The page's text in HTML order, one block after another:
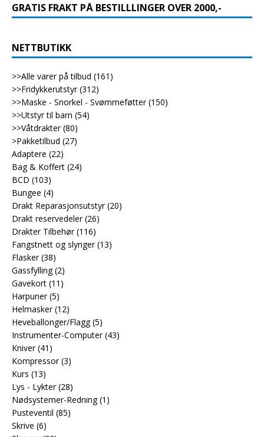
GRATIS FRAKT PÅ BESTILLLINGER OVER 2000,-
NETTBUTIKK
>>Alle varer på tilbud (161)
>>Fridykkerutstyr (312)
>>Maske - Snorkel - Svømmeføtter (150)
>>Utstyr til barn (54)
>>Våtdrakter (80)
>Pakketilbud (27)
Adaptere (22)
Bag & Koffert (24)
BCD (103)
Bungee (4)
Drakt Reparasjonsutstyr (20)
Drakt reservedeler (26)
Drakter Tilbehør (116)
Fangstnett og slynger (13)
Flasker (38)
Gassfylling (2)
Gavekort (11)
Harpuner (5)
Helmasker (12)
Heveballonger/Flagg (5)
Instrumenter-Computer (43)
Kniver (41)
Kompressor (3)
Kurs (13)
Lys - Lykter (28)
Nødsystemer-Redning (1)
Pusteventil (85)
Skrive (6)